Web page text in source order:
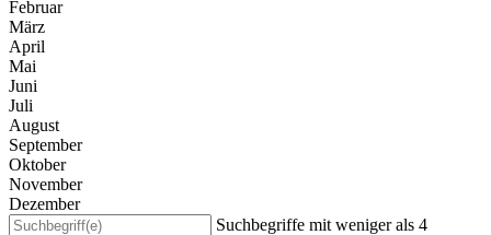
Februar
März
April
Mai
Juni
Juli
August
September
Oktober
November
Dezember
Suchbegriffe mit weniger als 4